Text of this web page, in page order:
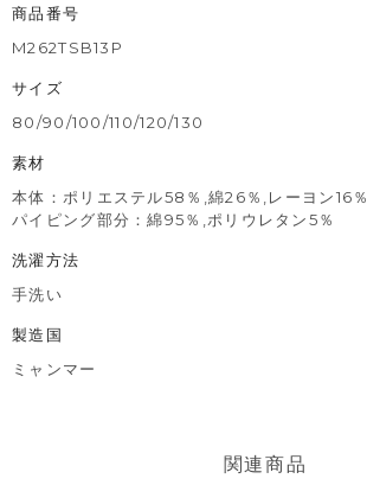
商品番号
M262TSB13P
サイズ
80/90/100/110/120/130
素材
本体：ポリエステル58％,綿26％,レーヨン16％
パイピング部分：綿95％,ポリウレタン5％
洗濯方法
手洗い
製造国
ミャンマー